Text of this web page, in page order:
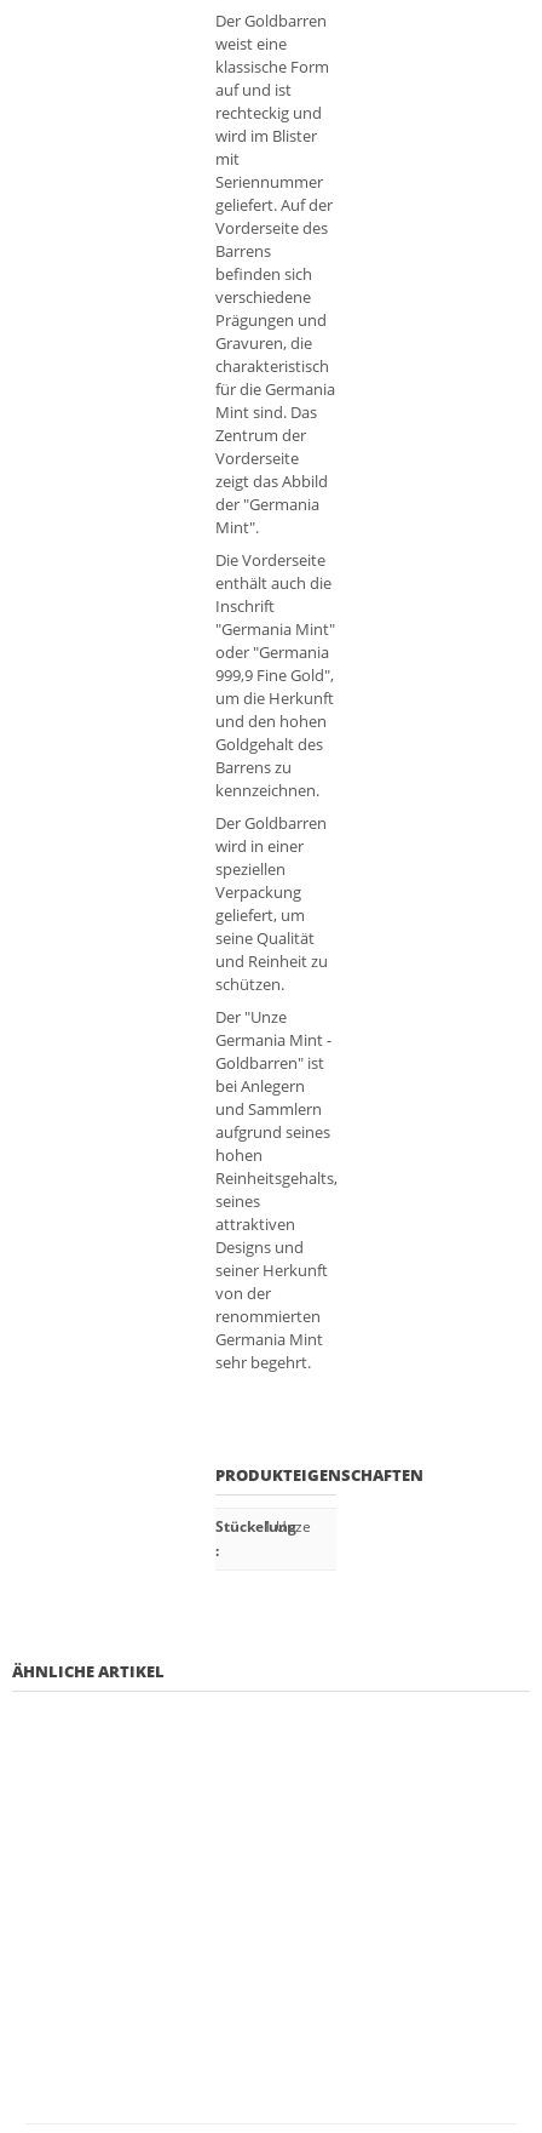
Der Goldbarren
weist eine
klassische Form
auf und ist
rechteckig und
wird im Blister
mit
Seriennummer
geliefert. Auf der
Vorderseite des
Barrens
befinden sich
verschiedene
Prägungen und
Gravuren, die
charakteristisch
für die Germania
Mint sind. Das
Zentrum der
Vorderseite
zeigt das Abbild
der "Germania
Mint".
Die Vorderseite
enthält auch die
Inschrift
"Germania Mint"
oder "Germania
999,9 Fine Gold",
um die Herkunft
und den hohen
Goldgehalt des
Barrens zu
kennzeichnen.
Der Goldbarren
wird in einer
speziellen
Verpackung
geliefert, um
seine Qualität
und Reinheit zu
schützen.
Der "Unze
Germania Mint -
Goldbarren" ist
bei Anlegern
und Sammlern
aufgrund seines
hohen
Reinheitsgehalts,
seines
attraktiven
Designs und
seiner Herkunft
von der
renommierten
Germania Mint
sehr begehrt.
PRODUKTEIGENSCHAFTEN
Stückelung
:
1 Unze
ÄHNLICHE ARTIKEL